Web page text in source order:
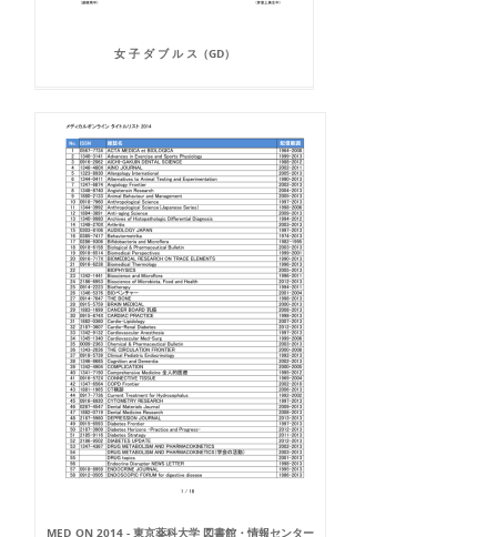
女 子 ダ ブ ル ス（GD）
MED_ON 2014 - 東京薬科大学 図書館・情報センター